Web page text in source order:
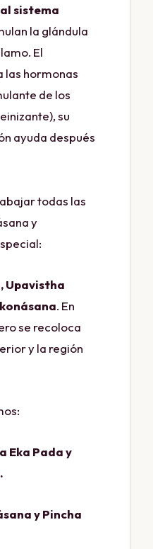
sistema
la glándula
El
las hormonas
de los
su
ayuda después
todas las
y
Upavistha
. En
se recoloca
y la región
Eka Pada y
y Pincha